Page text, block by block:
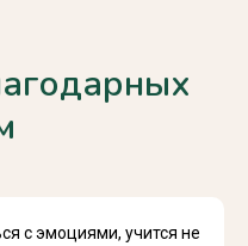
с эмоциями, учится не